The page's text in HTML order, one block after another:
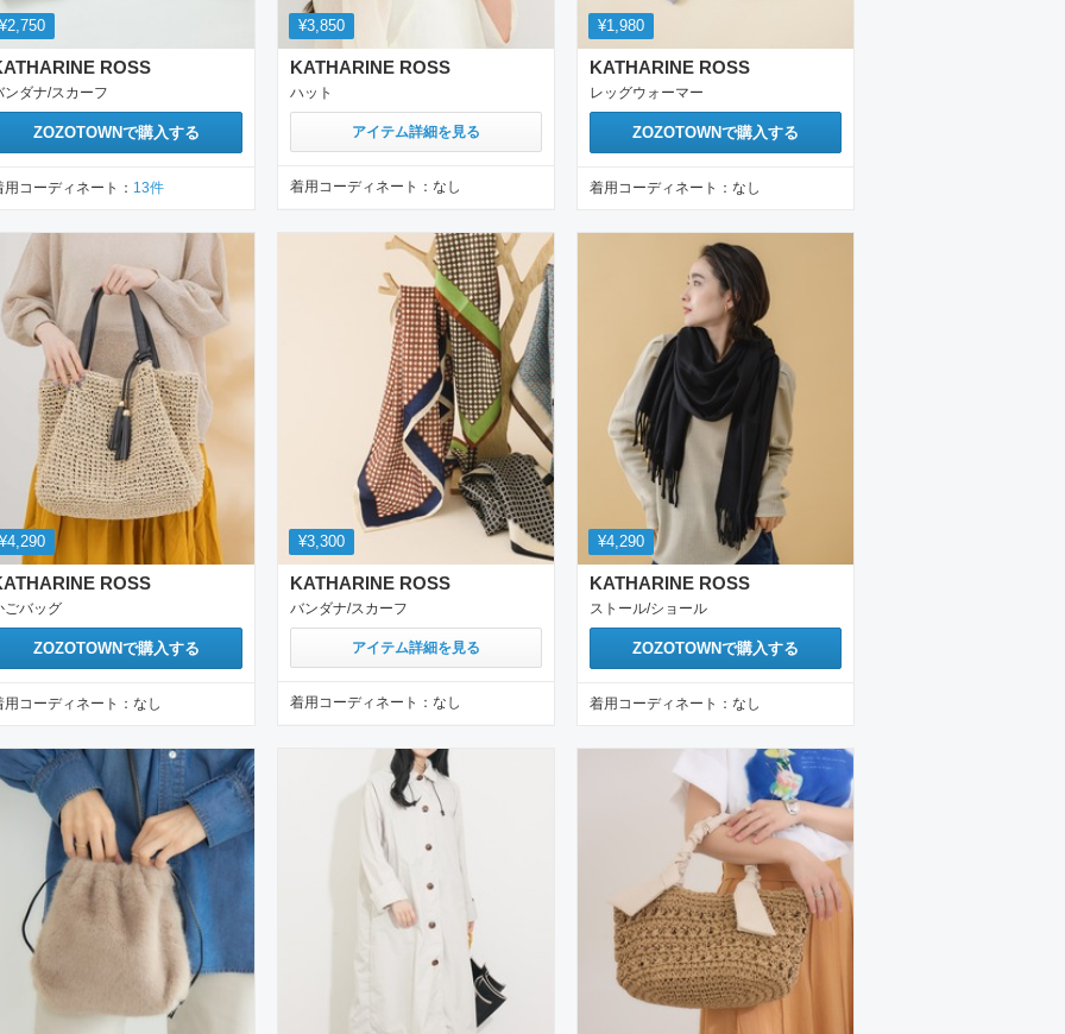
¥2,750
ROSS
ンダナ/スカーフ
ZOZOTOWNで購入する
用コーディネート： 13件
¥3,850
KATHARINE ROSS
ハット
アイテム詳細を見る
着用コーディネート： なし
¥1,980
KATHARINE ROSS
レッグウォーマー
ZOZOTOWNで購入する
着用コーディネート： なし
¥4,290
ROSS
ごバッグ
ZOZOTOWNで購入する
用コーディネート： なし
¥3,300
KATHARINE ROSS
バンダナ/スカーフ
アイテム詳細を見る
着用コーディネート： なし
¥4,290
KATHARINE ROSS
ストール/ショール
ZOZOTOWNで購入する
着用コーディネート： なし